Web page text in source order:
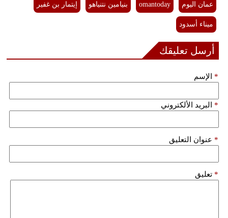
عمان اليوم omantoday بنيامين نتنياهو إيتمار بن غفير
ميناء أسدود
أرسل تعليقك
الإسم *
البريد الألكتروني *
عنوان التعليق *
تعليق *